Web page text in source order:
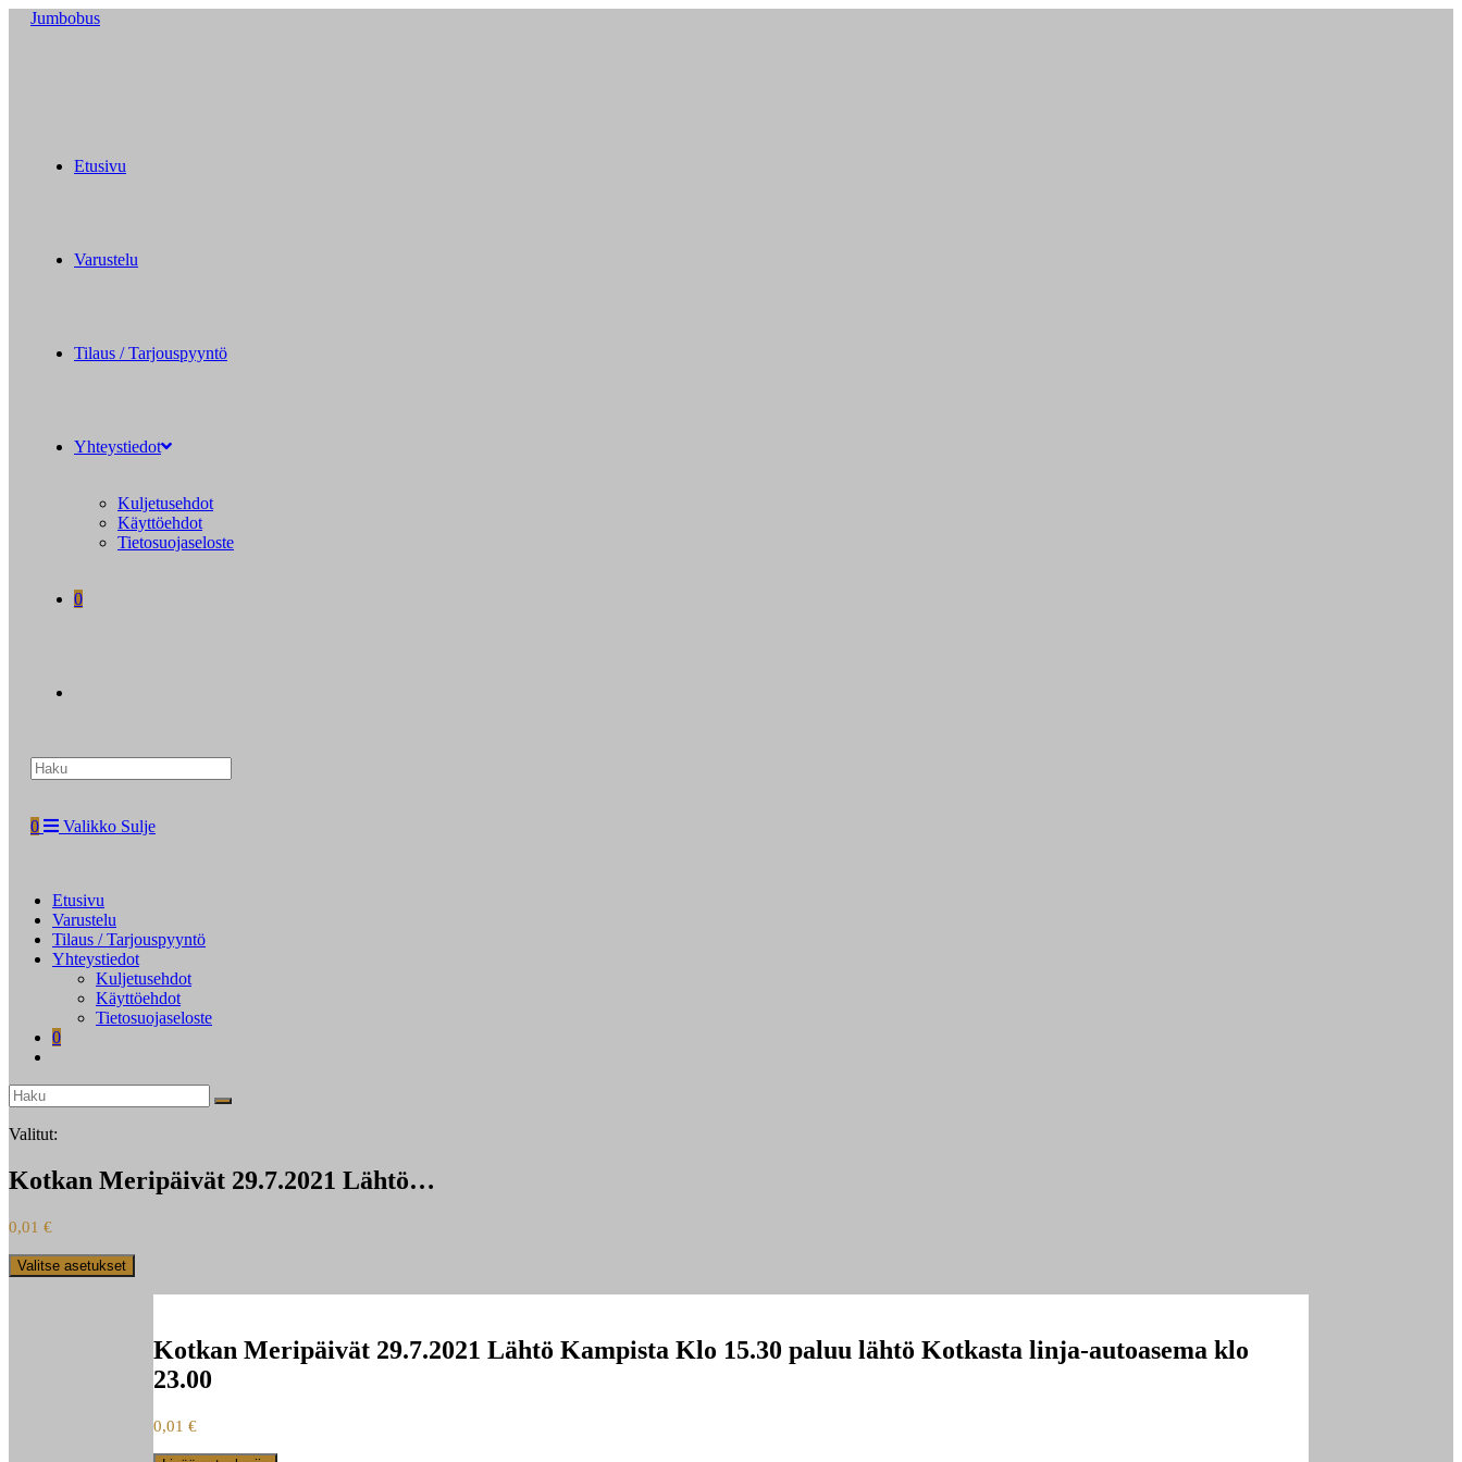
SiirryJumbobus
Etusivu
Varustelu
Tilaus / Tarjouspyyntö
Yhteystiedot
Kuljetusehdot
Käyttöehdot
Tietosuojaseloste
0
Search
this
0
Valikko Sulje
Etusivu
Varustelu
Tilaus / Tarjouspyyntö
Yhteystiedot
Kuljetusehdot
Käyttöehdot
Tietosuojaseloste
0
Valitut:
Kotkan Meripäivät 29.7.2021 Lähtö…
0,01 €
Valitse asetukset
Kotkan Meripäivät 29.7.2021 Lähtö Kampista Klo 15.30 paluu lähtö Kotkasta linja-autoasema klo
23.00
0,01 €